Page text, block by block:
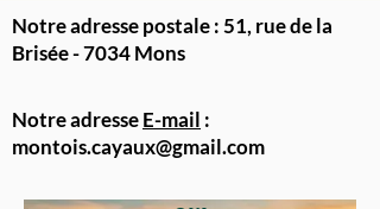
Notre adresse postale : 51, rue de la
Brisée - 7034 Mons
Notre adresseE-mail :
montois.cayaux@gmail.com